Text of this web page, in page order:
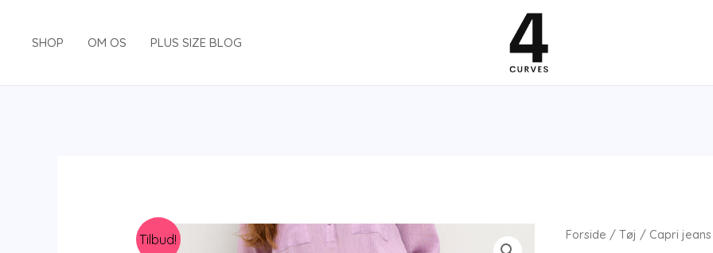
SHOP OM OS PLUS SIZE BLOG
Tilbud! Forside /Tøj / Capri jeans